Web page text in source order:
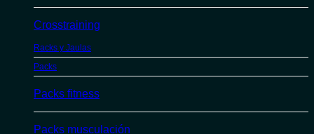
Crosstraining
Racks y Jaulas
Packs
Packs fitness
Packs musculación